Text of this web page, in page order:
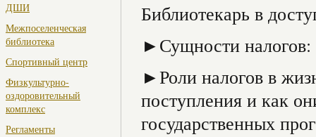
ДШИ
Межпоселенческая
библиотека
Спортивный центр
Физкультурно-
оздоровительный
комплекс
Регламенты
Библиотекарь в
►Сущности налогов:
►Роли налогов в
поступления и как
государственных